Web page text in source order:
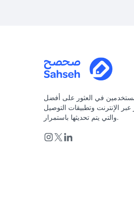
في العثور على أفضل
عبر الإنترنت وتطبيقات التوصيل
والتي يتم تحديثها باستمرار.